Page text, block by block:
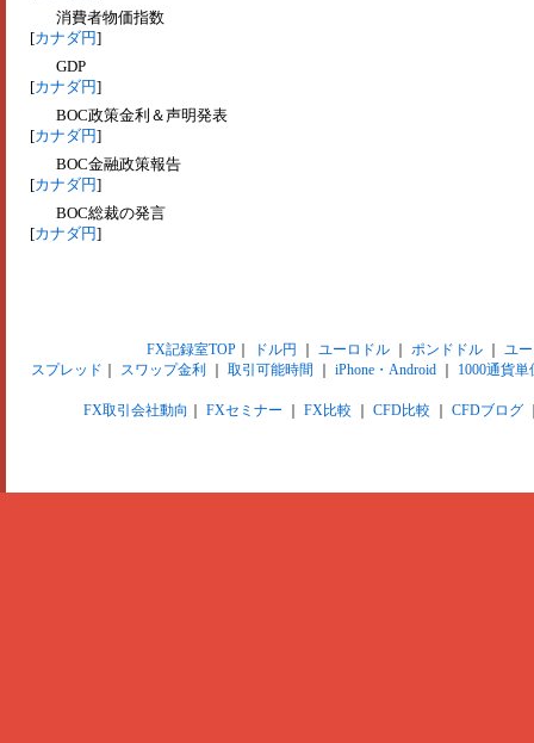
消費者物価指数
[カナダ円]
GDP
[カナダ円]
BOC政策金利＆声明発表
[カナダ円]
BOC金融政策報告
[カナダ円]
BOC総裁の発言
[カナダ円]
FX記録室TOP｜ ドル円 ユーロドル｜ ポンドドル｜ ユ
スプレッド
スワップ金利 取引可能時間 iPhone・Android 1000通貨単
FX取引会社動向 FXセミナー FX比較 CFD比較 CFDブログ